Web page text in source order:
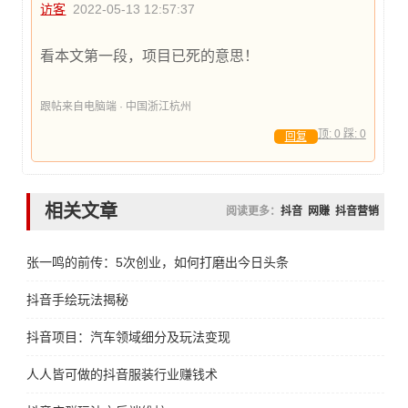
访客 2022-05-13 12:57:37
看本文第一段，项目已死的意思！
跟帖来自电脑端 · 中国浙江杭州
顶: 0 踩: 0
回复
相关文章 阅读更多： 抖音 网赚 抖音营销
张一鸣的前传：5次创业，如何打磨出今日头条
抖音手绘玩法揭秘
抖音项目：汽车领域细分及玩法变现
人人皆可做的抖音服装行业赚钱术